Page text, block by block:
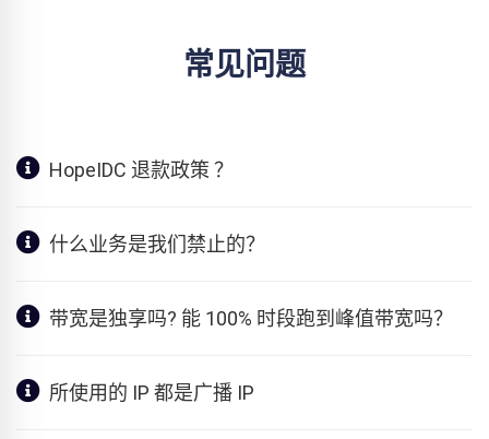
常见问题
HopeIDC 退款政策 ？
什么业务是我们禁止的？
带宽是独享吗? 能 100% 时段跑到峰值带宽吗？
所使用的 IP 都是广播 IP